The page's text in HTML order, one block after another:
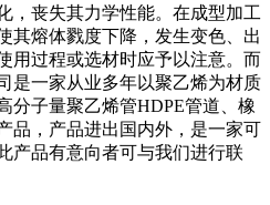
，丧失其力学性能。在成型加工
其熔体戮度下降，发生变色、出
用过程或选材时应予以注意。而
是一家从业多年以聚乙烯为材质
分子量聚乙烯管HDPE管道、橡
品，产品进出国内外，是一家可
产品有意向者可与我们进行联